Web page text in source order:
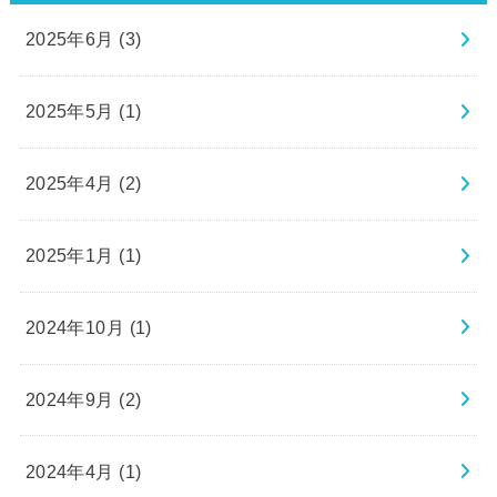
2025年6月 (3)
2025年5月 (1)
2025年4月 (2)
2025年1月 (1)
2024年10月 (1)
2024年9月 (2)
2024年4月 (1)